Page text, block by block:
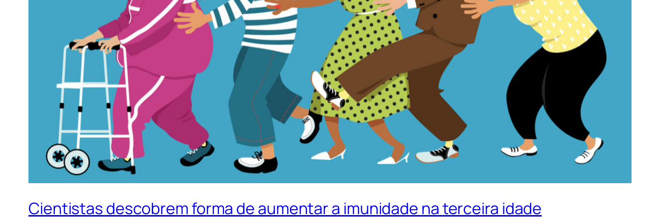
Cientistas descobrem forma de aumentar a imunidade na terceira idade